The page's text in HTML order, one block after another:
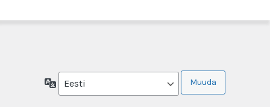
Keel